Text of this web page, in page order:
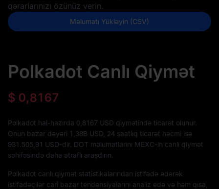
qərarlarınızı özünüz verin.
Məlumatı Yükləyin (CSV)
Polkadot Canlı Qiymət
$ 0,8167
Polkadot hal-hazırda 0,8167 USD qiymətində ticarət olunur.
Onun bazar dəyəri 1,38B USD, 24 saatlıq ticarət həcmi isə
931.505,91 USD-dir. DOT məlumatlarını MEXC-in canlı qiymət
səhifəsində daha ətraflı araşdırın.
Polkadot canlı qiymət statistikalarından istifadə edərək
istifadəçilər cari bazar tendensiyalarını analiz edə və həm qısa,